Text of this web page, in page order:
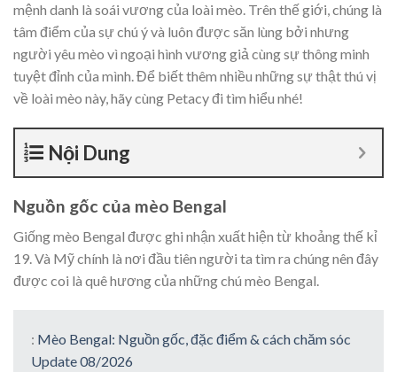
mệnh danh là soái vương của loài mèo. Trên thế giới, chúng là
tâm điểm của sự chú ý và luôn được săn lùng bởi nhưng
người yêu mèo vì ngoại hình vương giả cùng sự thông minh
tuyệt đỉnh của mình. Để biết thêm nhiều những sự thật thú vị
về loài mèo này, hãy cùng Petacy đi tìm hiểu nhé!
Nội Dung
Nguồn gốc của mèo Bengal
Giống mèo Bengal được ghi nhận xuất hiện từ khoảng thế kỉ
19. Và Mỹ chính là nơi đầu tiên người ta tìm ra chúng nên đây
được coi là quê hương của những chú mèo Bengal.
: Mèo Bengal: Nguồn gốc, đặc điểm & cách chăm sóc
Update 08/2026